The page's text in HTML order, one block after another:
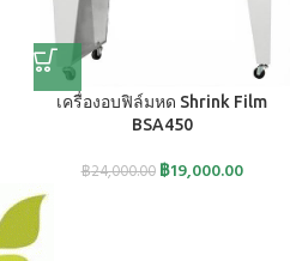
เครื่องอบฟิล์มหด Shrink Film
BSA450
฿24,000.00 ฿19,000.00